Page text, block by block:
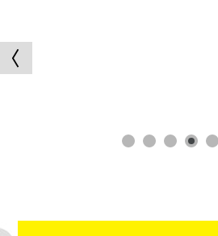
องความเป็นไทย